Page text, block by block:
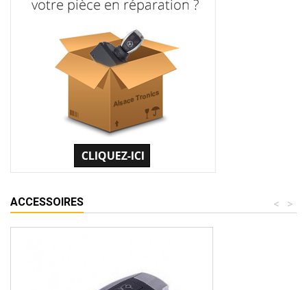
ACCESSOIRES >
<